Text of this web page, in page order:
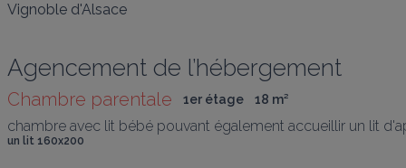
Vignoble d'Alsace
Agencement de l’hébergement
Chambre parentale 1er étage 18 m²
chambre avec lit bébé pouvant également accueillir un lit
un lit 160x200